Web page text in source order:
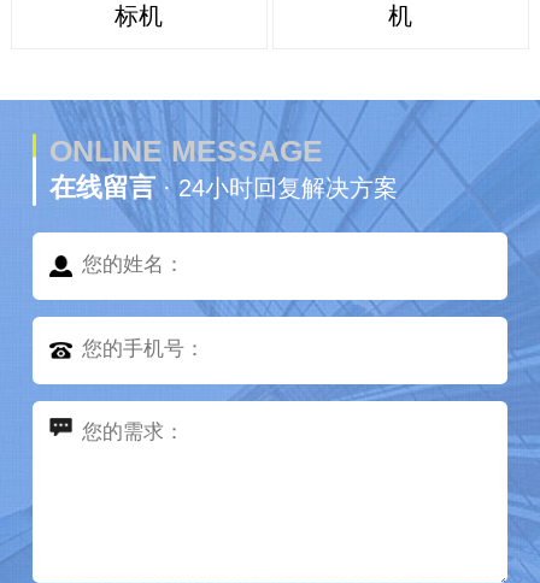
标机
机
ONLINE MESSAGE
在线留言· 24小时回复解决方案